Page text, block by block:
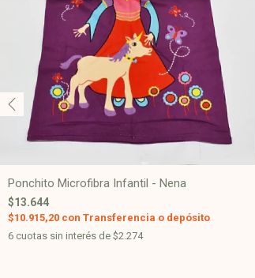
Ponchito Microfibra Infantil - Nena
$13.644
$10.915,20 con Transferencia o depósito
6 cuotas sin interés de $2.274